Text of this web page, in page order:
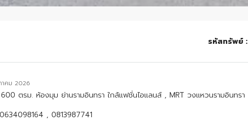
รหัสทรัพย์ :
คม 2026
ตรม. ห้องมุม ย่านรามอินทรา ใกล้แฟชั่นไอแลนส์ , MRT วงแหวนรามอินทรา
, 0813987741